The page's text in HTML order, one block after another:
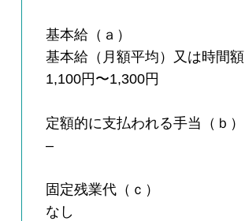
基本給（ａ）
基本給（月額平均）又は時間額
1,100円〜1,300円
定額的に支払われる手当（ｂ）
–
固定残業代（ｃ）
なし